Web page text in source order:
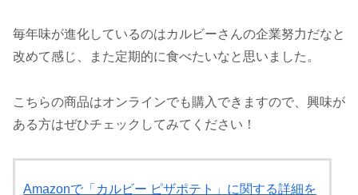
毎年味が進化しているのはカルビーさんの企業努力だなと
改めて感じ、また定期的に食べたいなと思いました。
こちらの商品はオンラインでも購入できますので、興味が
ある方はぜひチェックしてみてください！
Amazonで「カルビー ピザポテト」に関する詳細を